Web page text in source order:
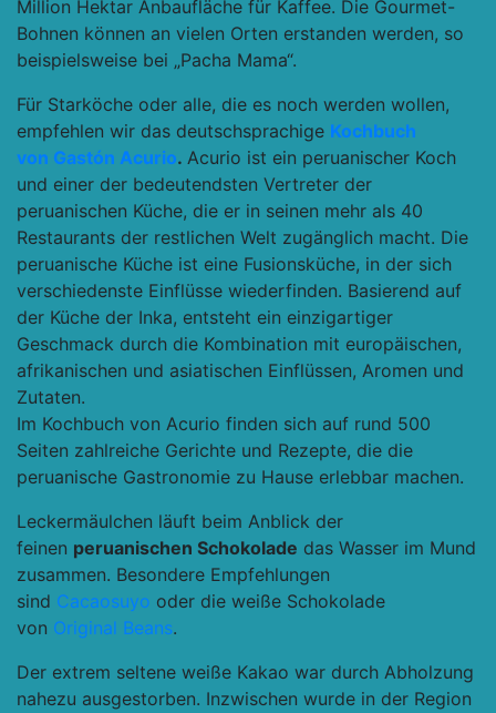
Million Hektar Anbaufläche für Kaffee. Die Gourmet-
Bohnen können an vielen Orten erstanden werden, so
beispielsweise bei „Pacha Mama“.
Für Starköche oder alle, die es noch werden wollen,
empfehlen wir das deutschsprachige Kochbuch
von Gastón Acurio. Acurio ist ein peruanischer Koch
und einer der bedeutendsten Vertreter der
peruanischen Küche, die er in seinen mehr als 40
Restaurants der restlichen Welt zugänglich macht. Die
peruanische Küche ist eine Fusionsküche, in der sich
verschiedenste Einflüsse wiederfinden. Basierend auf
der Küche der Inka, entsteht ein einzigartiger
Geschmack durch die Kombination mit europäischen,
afrikanischen und asiatischen Einflüssen, Aromen und
Zutaten.
Im Kochbuch von Acurio finden sich auf rund 500
Seiten zahlreiche Gerichte und Rezepte, die die
peruanische Gastronomie zu Hause erlebbar machen.
Leckermäulchen läuft beim Anblick der
feinen peruanischen Schokolade das Wasser im Mund
zusammen. Besondere Empfehlungen
sind Cacaosuyo oder die weiße Schokolade
von Original Beans.
Der extrem seltene weiße Kakao war durch Abholzung
nahezu ausgestorben. Inzwischen wurde in der Region